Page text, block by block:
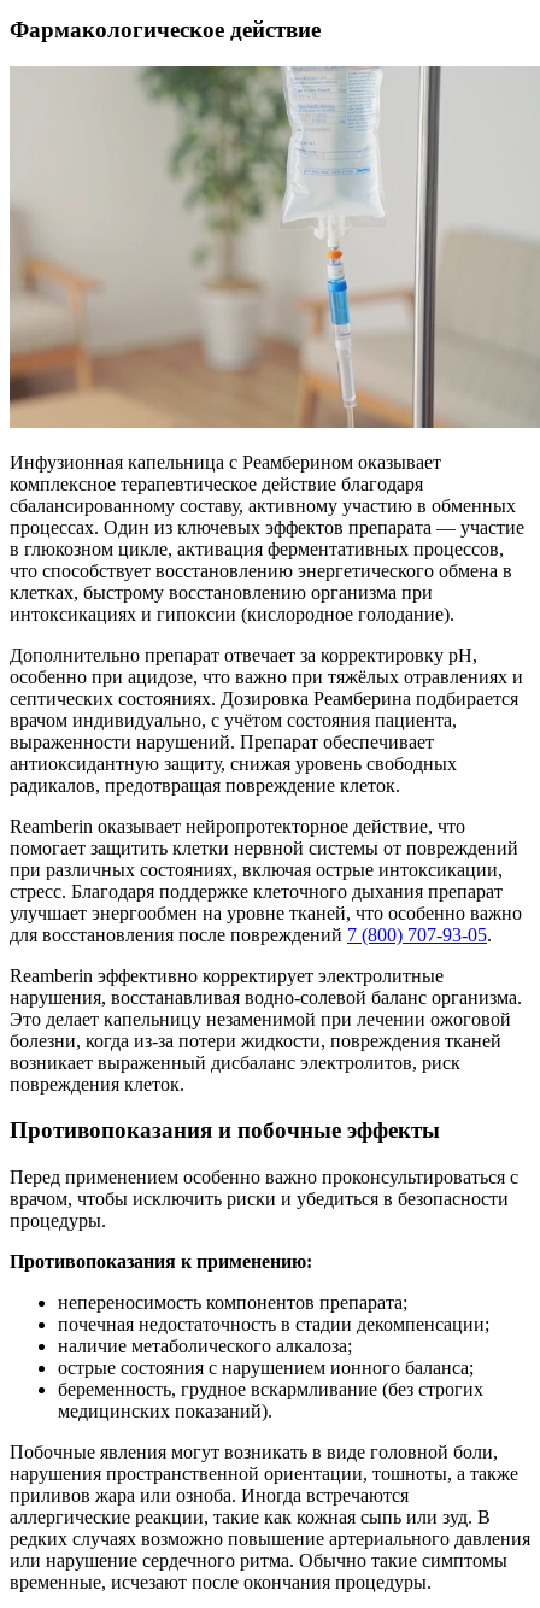
Фармакологическое действие
Инфузионная капельница с Реамберином оказывает
комплексное терапевтическое действие благодаря
сбалансированному составу, активному участию в обменных
процессах. Один из ключевых эффектов препарата — участие
в глюкозном цикле, активация ферментативных процессов,
что способствует восстановлению энергетического обмена в
клетках, быстрому восстановлению организма при
интоксикациях и гипоксии (кислородное голодание).
Дополнительно препарат отвечает за корректировку pH,
особенно при ацидозе, что важно при тяжёлых отравлениях и
септических состояниях. Дозировка Реамберина подбирается
врачом индивидуально, с учётом состояния пациента,
выраженности нарушений. Препарат обеспечивает
антиоксидантную защиту, снижая уровень свободных
радикалов, предотвращая повреждение клеток.
Reamberin оказывает нейропротекторное действие, что
помогает защитить клетки нервной системы от повреждений
при различных состояниях, включая острые интоксикации,
стресс. Благодаря поддержке клеточного дыхания препарат
улучшает энергообмен на уровне тканей, что особенно важно
для восстановления после повреждений 7 (800) 707-93-05.
Reamberin эффективно корректирует электролитные
нарушения, восстанавливая водно-солевой баланс организма.
Это делает капельницу незаменимой при лечении ожоговой
болезни, когда из-за потери жидкости, повреждения тканей
возникает выраженный дисбаланс электролитов, риск
повреждения клеток.
Противопоказания и побочные эффекты
Перед применением особенно важно проконсультироваться с
врачом, чтобы исключить риски и убедиться в безопасности
процедуры.
Противопоказания к применению:
непереносимость компонентов препарата;
почечная недостаточность в стадии декомпенсации;
наличие метаболического алкалоза;
острые состояния с нарушением ионного баланса;
беременность, грудное вскармливание (без строгих
медицинских показаний).
Побочные явления могут возникать в виде головной боли,
нарушения пространственной ориентации, тошноты, а также
приливов жара или озноба. Иногда встречаются
аллергические реакции, такие как кожная сыпь или зуд. В
редких случаях возможно повышение артериального давления
или нарушение сердечного ритма. Обычно такие симптомы
временные, исчезают после окончания процедуры.